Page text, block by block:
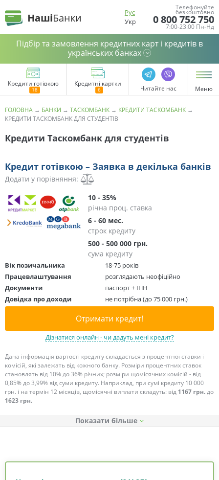
НашіБанки
Рус
Укр
Телефонуйте
безкоштовно
0 800 752 750
7:00-23:00 Пн-Нд
Підбір та замовлення кредитних карт і кредитів в
українських банках
Кредити готівкою Кредитні картки
Читайте нас Меню
ГОЛОВНА → БАНКИ → ТАСКОМБАНК → КРЕДИТИ ТАСКОМБАНК →
КРЕДИТИ ТАСКОМБАНК ДЛЯ СТУДЕНТІВ
Кредити Таскомбанк для студентів
Кредит готівкою – Заявка в декілька банків
Додати у порівняння:
10 - 35%
річна проц. ставка
6 - 60 мес.
строк кредиту
500 - 500 000 грн.
сума кредиту
Вік позичальника
18-75 років
Працевлаштування
розглядають неофіційно
Документи
паспорт + ІПН
Довідка про доходи
не потрібна (до 75 000 грн.)
Отримати кредит!
Дізнатися онлайн - чи дадуть мені кредит?
Дана інформація вартості кредиту складається з процентної ставки і
комісій, які залежать від кожного банку. Розміри процентних ставок
становлять від 10% до 36% річних; розміри щомісячних комісій - від
0,85% до 3,99% від суми кредиту. Наприклад, при сумі кредиту 10 000
грн. і на термін 12 місяців, щомісячні виплати складуть: від 1167 грн.до
1623 грн.
Показати